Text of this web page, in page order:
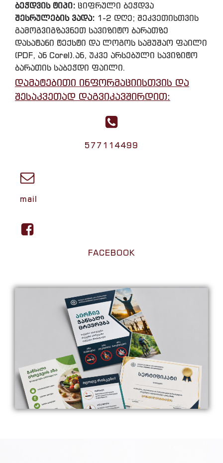
ბეჭდვის ტიპი: ციფრული ბეჭდვა
შესრულების ვადა: 1-2 დღე; შეკვეთისთვის
გამოგვიგზავნეთ სავიზიტო ბარათზე
დასატანი ტექსტი და ლოგოს სამუშაო ფაილი
(PDF, ან Corel).ან, უკვე არსებული სავიზიტო
ბარათის საბეჭდი ფაილი.
დამატებითი ინფორმაციისთვის და
შესაკვეთად დაგვიკავშირდით:
577114499
mail
FACEBOOK